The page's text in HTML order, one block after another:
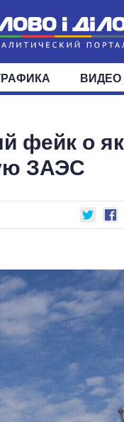
ЭКОНОМИКА
КОМИТЕТЫ ФРАКЦИИ
ВИДЕО
фейк о
ЗАЭС